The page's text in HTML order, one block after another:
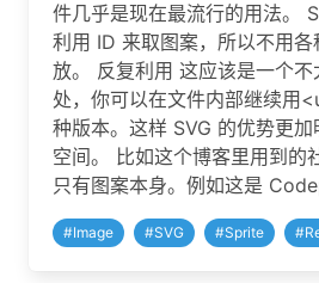
件几乎是现在最流行的用法。
利用 ID 来取图案，所以不用
放。 反复利用 这应该是一个
处，你可以在文件内部继续用
种版本。这样 SVG 的优势更
空间。 比如这个博客里用到的
只有图案本身。例如这是
#Image #SVG #Sprite #